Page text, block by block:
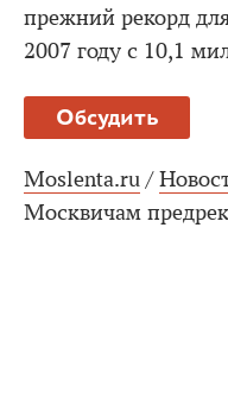
прежний рекорд
2007 году с 10,1
Обсудить
Moslenta.ru /
Москвичам